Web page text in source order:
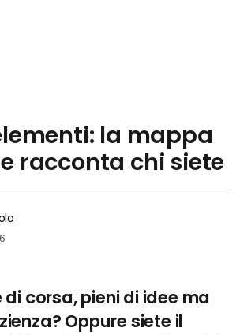
la mappa
racconta chi siete
di corsa, pieni di idee ma
Oppure siete il